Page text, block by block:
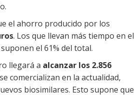
el ahorro producido por los
. Los que llevan más tiempo en el
el 61% del total.
llegará a alcanzar los 2.856
comercializan en la actualidad,
biosimilares. Esto supone que